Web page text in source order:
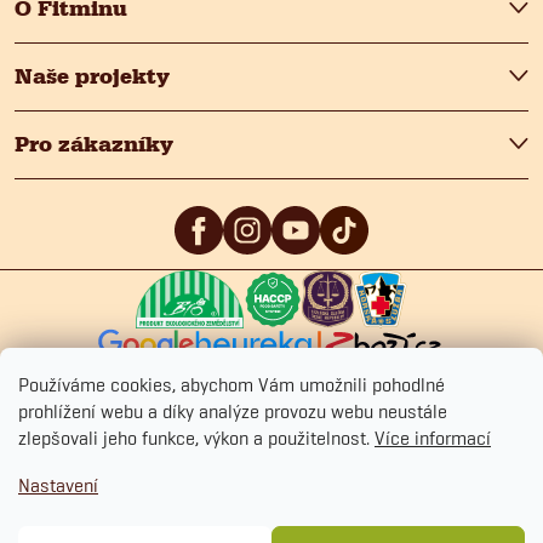
Používáme cookies, abychom Vám umožnili pohodlné
prohlížení webu a díky analýze provozu webu neustále
zlepšovali jeho funkce, výkon a použitelnost. Více informací
Nastavení
O Fitminu
Naše projekty
Pro zákazníky
5 4.9 /5 4.9
Obchodní podmínkyCookies